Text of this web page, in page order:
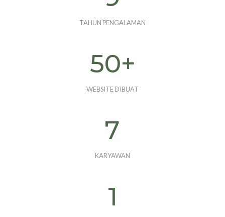
TAHUN PENGALAMAN
50+
WEBSITE DIBUAT
7
KARYAWAN
1